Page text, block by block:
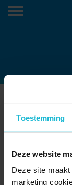
Toestemming
Deze website
Deze site
marketing